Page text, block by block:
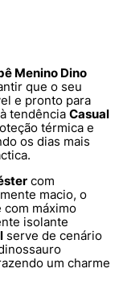
Menino Dino
que o seu
e pronto para
tendência Casual
térmica e
os dias mais
com
macio, o
com máximo
isolante
serve de cenário
um charme